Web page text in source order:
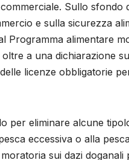
Sullo sfondo
e sulla sicurezza
Programma alimentare
a una dichiarazione
licenze obbligatorie
per eliminare alcune
eccessiva o alla
sui dazi